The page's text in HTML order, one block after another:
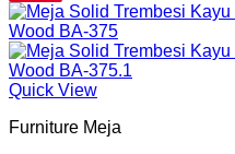
Quick View
Furniture Meja